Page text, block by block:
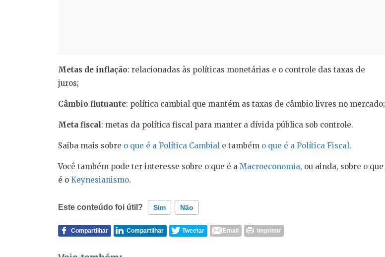
Metas de inflação: relacionadas às políticas monetárias e o controle das taxas de
juros;
Câmbio flutuante: política cambial que mantém as taxas de câmbio livres no mercado;
Meta fiscal : metas da política fiscal para manter a dívida pública sob controle.
Saiba mais sobre o que é a Política Cambial e também o que é a Política Fiscal.
Você também pode ter interesse sobre o que é a Macroeconomia, ou ainda, sobre o que
é o Keynesianismo.
Este conteúdo foi útil? Sim Não
Compartilhar Compartilhar Tweetar Email Imprimir